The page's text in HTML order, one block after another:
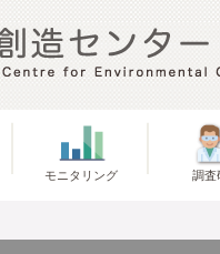
モニタリング 調査